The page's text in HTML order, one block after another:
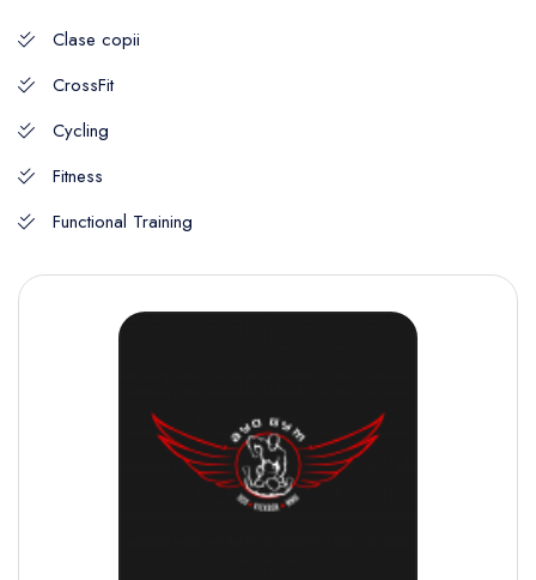
Clase copii
CrossFit
Cycling
Fitness
Functional Training